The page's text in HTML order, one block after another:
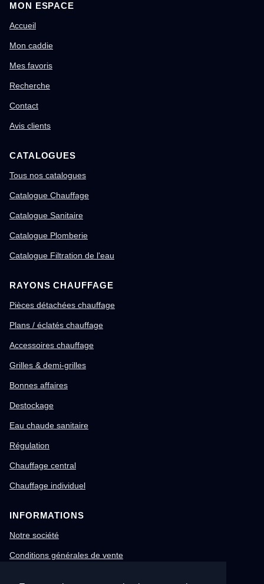
MON ESPACE
Accueil
Mon caddie
Mes favoris
Recherche
Contact
Avis clients
CATALOGUES
Tous nos catalogues
Catalogue Chauffage
Catalogue Sanitaire
Catalogue Plomberie
Catalogue Filtration de l'eau
RAYONS CHAUFFAGE
Pièces détachées chauffage
Plans / éclatés chauffage
Accessoires chauffage
Grilles & demi-grilles
Bonnes affaires
Destockage
Eau chaude sanitaire
Régulation
Chauffage central
Chauffage individuel
INFORMATIONS
Notre société
Conditions générales de vente